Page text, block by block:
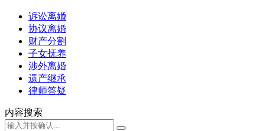
诉讼离婚
协议离婚
财产分割
子女抚养
涉外离婚
遗产继承
律师答疑
内容搜索